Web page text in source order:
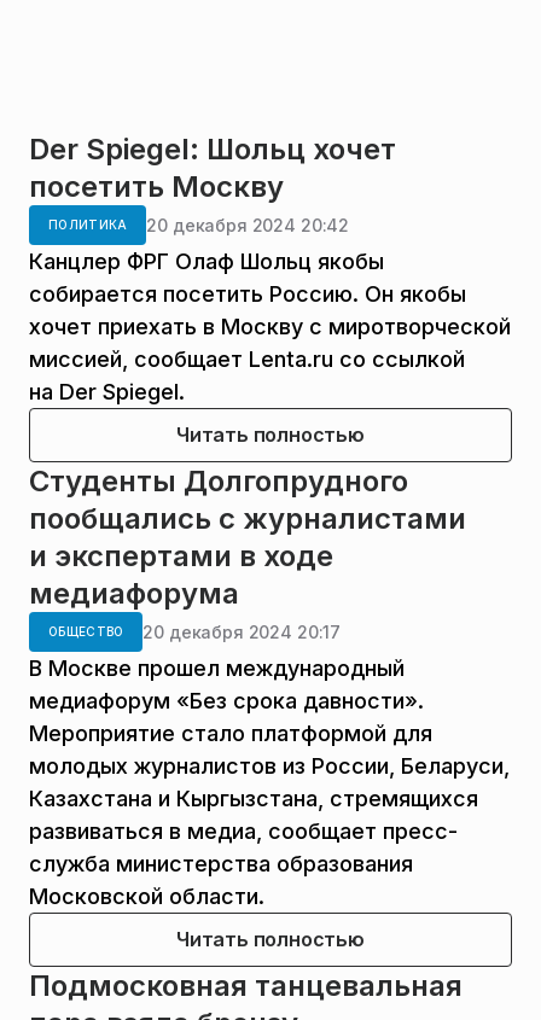
Der Spiegel: Шольц хочет
посетить Москву
ПОЛИТИКА 20 декабря 2024 20:42
Канцлер ФРГ Олаф Шольц якобы
собирается посетить Россию. Он якобы
хочет приехать в Москву с миротворческой
миссией, сообщает Lenta.ru со ссылкой
на Der Spiegel.
Читать полностью
Студенты Долгопрудного
пообщались с журналистами
и экспертами в ходе
медиафорума
ОБЩЕСТВО 20 декабря 2024 20:17
В Москве прошел международный
медиафорум «Без срока давности».
Мероприятие стало платформой для
молодых журналистов из России, Беларуси,
Казахстана и Кыргызстана, стремящихся
развиваться в медиа, сообщает пресс-
служба министерства образования
Московской области.
Читать полностью
Подмосковная танцевальная